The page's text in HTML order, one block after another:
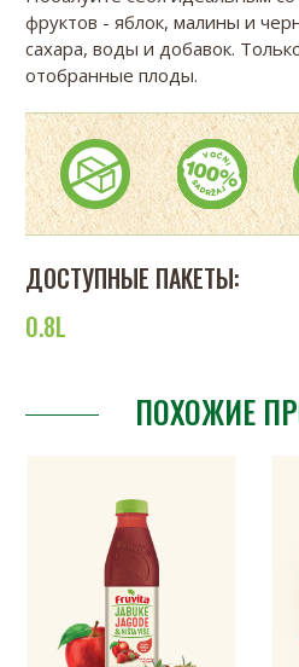
фруктов - яблок, малины и
сахара, воды и добавок.
отобранные плоды.
ДОСТУПНЫЕ ПАКЕТЫ:
0.8L
ПОХОЖИЕ